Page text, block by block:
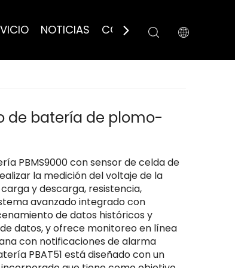
NOTICIAS CONTÁCTANOS
de batería de plomo-
PBMS9000 con sensor de celda de
la medición del voltaje de la
y descarga, resistencia,
avanzado integrado con
de datos históricos y
datos, y ofrece monitoreo en línea
con notificaciones de alarma
PBAT51 está diseñado con un